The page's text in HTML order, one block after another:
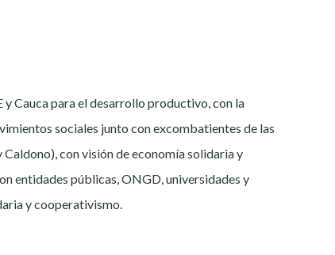
Cauca para el desarrollo productivo, con la
sociales junto con excombatientes de las
Caldono), con visión de economía solidaria y
entidades públicas, ONGD, universidades y
y cooperativismo.